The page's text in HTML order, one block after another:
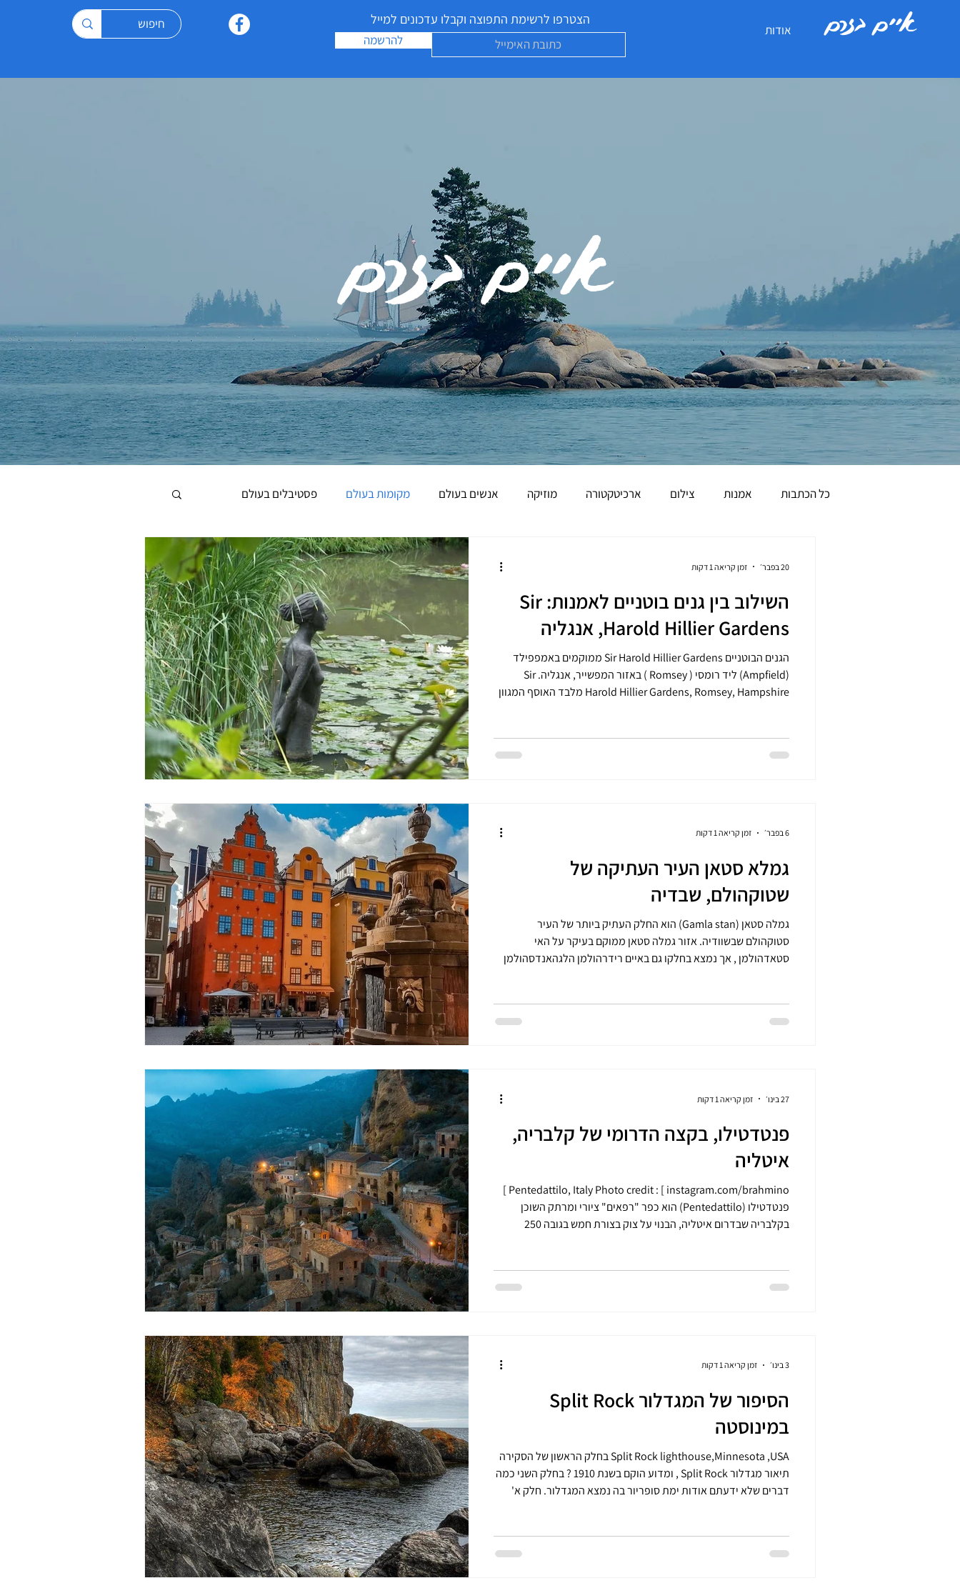
הצטרפו לרשימת התפוצה וקבלו עדכונים למייל
להרשמה
אודות איים בזרם
איים בזרם
כל הכתבות אמנות צילום ארכיטקטורה מוזיקה אנשים בעולם מקומות בעולם פסטיבלים בעולם
השילוב בין גנים בוטניים לאמנות: Sir
Harold Hillier Gardens, אנגליה
הגנים הבוטניים Sir Harold Hillier Gardens ממוקמים באמפפילד
(Ampfield) ליד רומסי ( Romsey ) באזור המפשייר, אנגליה. Sir
Harold Hillier Gardens, Romsey, Hampshire מלבד האוסף המגוון
חוויה ויזואלית שמשתנה עם עונות השנה. הפסלים ועבודות האמנות
מוצבים בנקודות שונות בגנים הבוטניים – בתוך חורשות, לצד בריכות
20 בפבר׳ זמן קריאה 1 דקות
גמלא סטאן העיר העתיקה של
שטוקהולם, שבדיה
גמלה סטאן (Gamla stan) הוא החלק העתיק ביותר של העיר
סטוקהולם שבשוודיה. אזור גמלה סטאן ממוקם בעיקר על האי
סטאדהולמן , אך נמצא בחלקו גם באיים רידרהולמן הלגהאנדסהולמן
אזור גמלה סטאן נוסד במאה ה-13 ומורכב כיום מרחובות מרוצפים,
וסמטאות בסגנון ימי הביניים. תושבי העיר הראשונים היו ממוצא גרמני,
6 בפבר׳ זמן קריאה 1 דקות
פנטדטילו, בקצה הדרומי של קלבריה,
איטליה
Pentedattilo, Italy Photo credit : [ instagram.com/brahmino ]
פנטדטילו (Pentedattilo) הוא כפר "רפאים" ציורי ומרתק השוכן
בקלבריה שבדרום איטליה, הבנוי על צוק בצורת חמש בגובה 250
אמנותית עם סדנאות, פסטיבל סרטים ומסעדות מקומיות תחייה מחדש
: החל משנות ה-80, אומנים ומתנדבים משקמים את המקום, וכיום יש בו
27 בינו׳ זמן קריאה 1 דקות
הסיפור של המגדלור Split Rock
במינוסטה
Split Rock lighthouse,Minnesota ,USA בחלק הראשון של הסקירה
תיאור מגדלור Split Rock , ומדוע הוקם בשנת 1910 ? בחלק השני כמה
דברים שלא ידעתם אודות ימת סופריור בה נמצא המגדלור. חלק א'
המבנה הושלם בשנת 1910 על ידי שירות המגדלורים של ארצות הברית
, כולל המבנים. הוא נחשב לאחד המגדלורים הציוריים ביותר בארצות
3 בינו׳ זמן קריאה 1 דקות